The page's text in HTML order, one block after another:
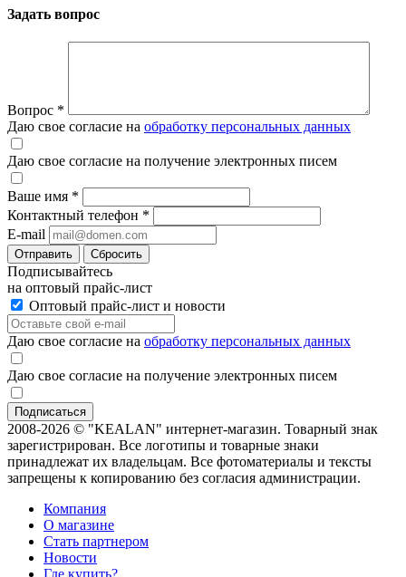
Задать вопрос
Вопрос *
Даю свое согласие на обработку персональных данных
Даю свое согласие на получение электронных писем
Ваше имя *
Контактный телефон *
E-mail
Отправить Сбросить
Подписывайтесь
на оптовый прайс-лист
Оптовый прайс-лист и новости
Даю свое согласие на обработку персональных данных
Даю свое согласие на получение электронных писем
2008-2026 © "KEALAN" интернет-магазин. Товарный знак
зарегистрирован. Все логотипы и товарные знаки
принадлежат их владельцам. Все фотоматериалы и тексты
запрещены к копированию без согласия администрации.
Компания
О магазине
Стать партнером
Новости